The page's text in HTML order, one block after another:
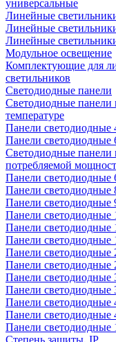
универсальные
Линейные
Линейные
Линейные
Модульное освещение
Комплектующие для
светильников
Светодиодные панели
Светодиодные панели
температуре
Панели светодиодные
Панели светодиодные
Светодиодные панели
потребляемой
Панели светодиодные
Панели светодиодные
Панели светодиодные
Панели светодиодные
Панели светодиодные
Панели светодиодные
Панели светодиодные
Панели светодиодные
Панели светодиодные
Панели светодиодные
Панели светодиодные
Панели светодиодные
Панели светодиодные
Степень защиты, IP